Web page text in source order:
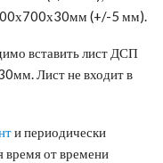
(+/-5 мм).
вставить лист ДСП
Лист не входит в
и периодически
время от времени